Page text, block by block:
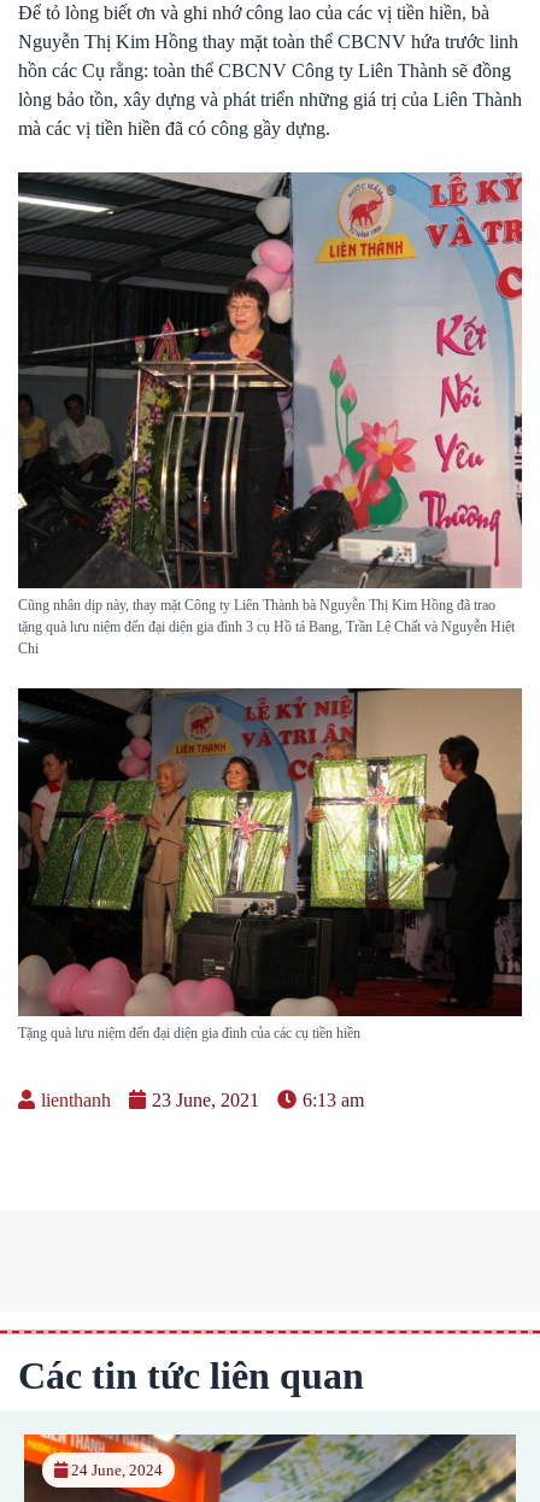
Để tỏ lòng biết ơn và ghi nhớ công lao của các vị tiền hiền, bà
Nguyễn Thị Kim Hồng thay mặt toàn thể CBCNV hứa trước linh
hồn các Cụ rằng: toàn thể CBCNV Công ty Liên Thành sẽ đồng
lòng bảo tồn, xây dựng và phát triển những giá trị của Liên Thành
mà các vị tiền hiền đã có công gầy dựng.
Cũng nhân dịp này, thay mặt Công ty Liên Thành bà Nguyễn Thị Kim Hồng đã trao
tặng quà lưu niệm đến đại diện gia đình 3 cụ Hồ tá Bang, Trần Lệ Chất và Nguyễn Hiệt
Chi
Tặng quà lưu niệm đến đại diện gia đình của các cụ tiền hiền
lienthanh 23 June, 2021 6:13 am
Các tin tức liên quan
24 June, 2024